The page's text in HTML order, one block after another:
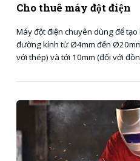
Cho thuê máy đột điện
Máy đột điện chuyên dùng để
đường kính từ Ø4mm đến
với thép) và tới 10mm (đối với